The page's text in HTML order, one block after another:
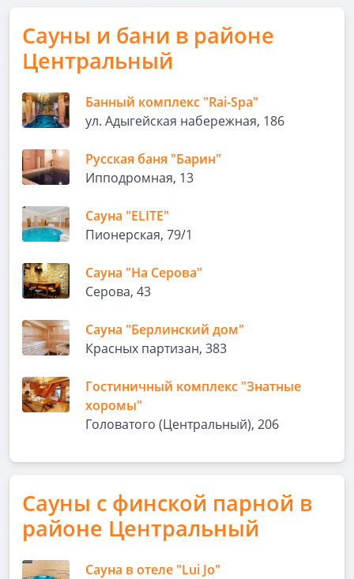
Сауны и бани в районе
Центральный
Банный комплекс "Rai-Spa"
ул. Адыгейская набережная, 186
Русская баня "Барин"
Ипподромная, 13
Сауна "ELITE"
Пионерская, 79/1
Сауна "На Серова"
Серова, 43
Сауна "Берлинский дом"
Красных партизан, 383
Гостиничный комплекс "Знатные
хоромы"
Головатого (Центральный), 206
Сауны с финской парной в
районе Центральный
Сауна в отеле "Lui Jo"